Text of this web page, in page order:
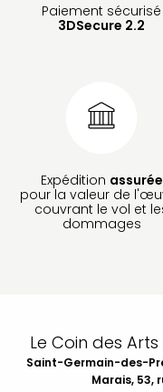
Paiement sécurisé
3DSecure 2.2
Expédition assurée
pour la valeur de
couvrant le vol et
dommages
Le Coin des
Saint-Germain-des-
Marais, 53,